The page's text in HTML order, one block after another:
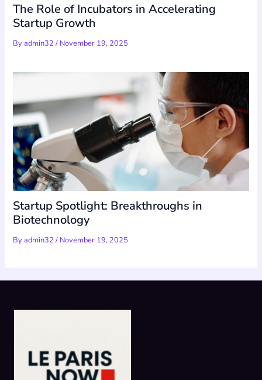
The Role of Incubators in Accelerating
Startup Growth
Byadmin32/ November 19, 2025
Startup Spotlight: Breakthroughs in
Biotechnology
Byadmin32/ November 19, 2025